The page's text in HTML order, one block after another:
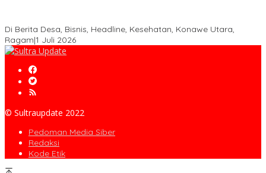
Di Berita Desa, Bisnis, Headline, Kesehatan, Konawe Utara,
Ragam|1 Juli 2026
© Sultraupdate 2022
Pedoman Media Siber
Redaksi
Kode Etik